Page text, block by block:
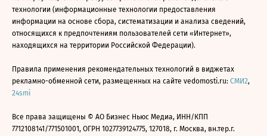
технологии (информационные технологии предоставления
информации на основе сбора, систематизации и анализа сведений,
относящихся к предпочтениям пользователей сети «Интернет»,
находящихся на территории Российской Федерации).
Правила применения рекомендательных технологий в виджетах
рекламно-обменной сети, размещенных на сайте vedomosti.ru: СМИ2,
24smi
Все права защищены © АО Бизнес Ньюс Медиа, ИНН/КПП
7712108141/771501001, ОГРН 1027739124775, 127018, г. Москва, вн.тер.г.